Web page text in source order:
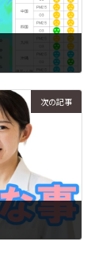
次の記事